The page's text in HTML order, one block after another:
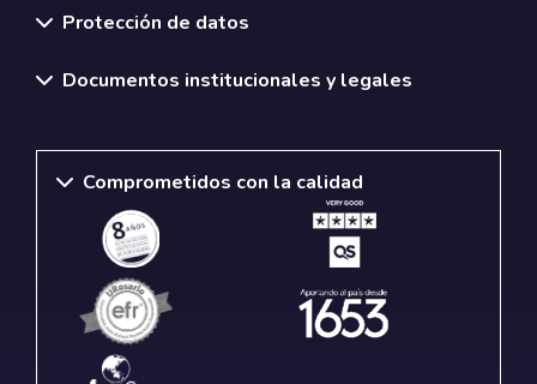
Protección de datos
Documentos institucionales y legales
Comprometidos con la calidad